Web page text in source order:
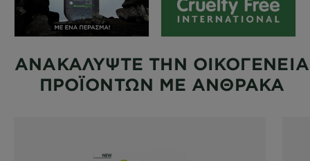
ΑΝΑΚΑΛΥΨΤΕ ΤΗΝ ΟΙΚΟΓΕΝΕΙΑ
ΠΡΟΪΟΝΤΩΝ ΜΕ ΑΝΘΡΑΚΑ